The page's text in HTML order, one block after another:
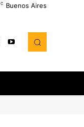
C Buenos Aires